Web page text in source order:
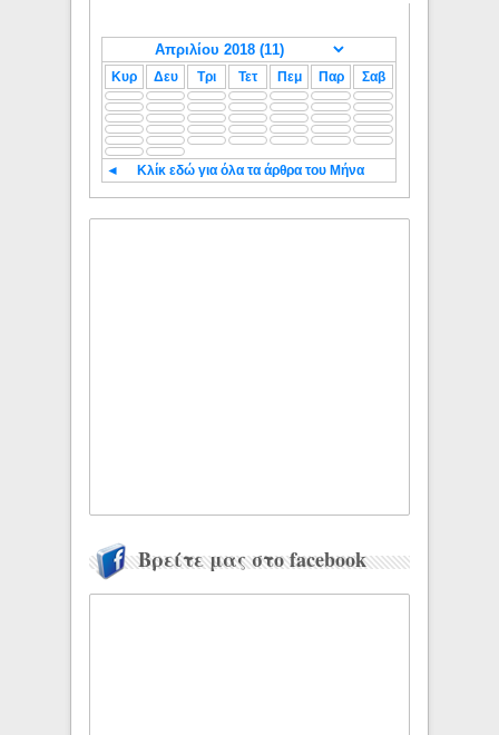
Κυρ Δευ Τρι Τετ Πεμ Παρ Σαβ
◄ Κλίκ εδώ για όλα τα άρθρα του Μήνα
Βρείτε μας στο facebook